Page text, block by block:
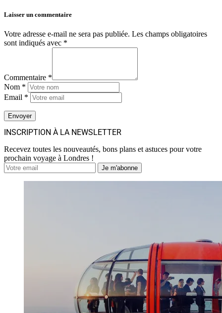
Laisser un commentaire
Votre adresse e-mail ne sera pas publiée. Les champs obligatoires
sont indiqués avec *
Commentaire *
Nom *
Email *
INSCRIPTION À LA NEWSLETTER
Recevez toutes les nouveautés, bons plans et astuces pour votre
prochain voyage à Londres !
Je m'abonne